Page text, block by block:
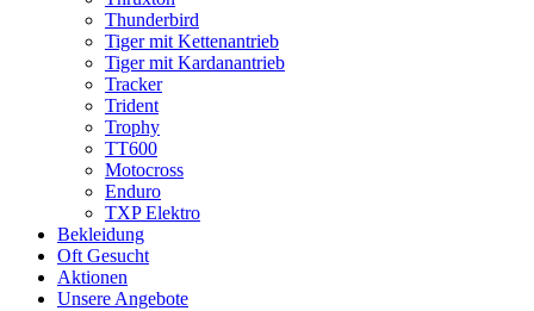
Thunderbird
Tiger mit Kettenantrieb
Tiger mit Kardanantrieb
Tracker
Trident
Trophy
TT600
Motocross
Enduro
TXP Elektro
Bekleidung
Oft Gesucht
Aktionen
Unsere Angebote